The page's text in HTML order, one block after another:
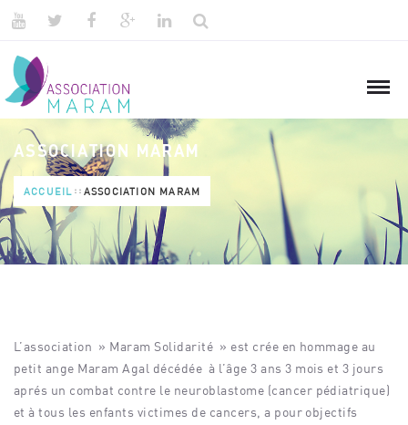
ASSOCIATION MARAM
ACCUEIL ASSOCIATION MARAM
L’association » Maram Solidarité » est crée en hommage au
petit ange Maram Agal décédée à l’âge 3 ans 3 mois et 3 jours
aprés un combat contre le neuroblastome (cancer pédiatrique)
et à tous les enfants victimes de cancers, a pour objectifs